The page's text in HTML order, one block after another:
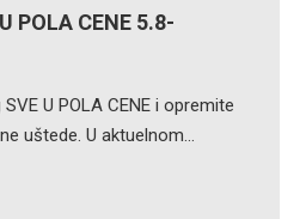
POLA CENE 5.8-
U POLA CENE i opremite
uštede. U aktuelnom…